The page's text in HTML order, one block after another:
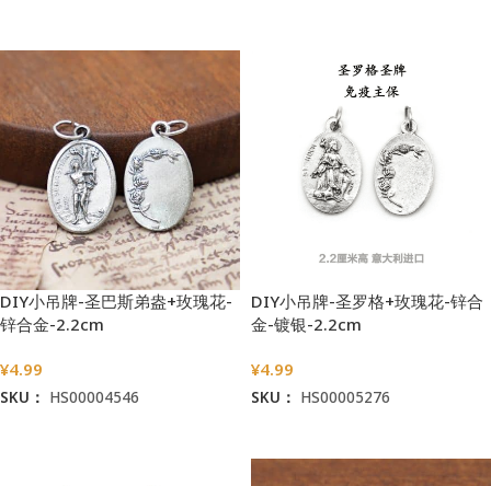
DIY小吊牌-圣巴斯弟盎+玫瑰花-
锌合金-2.2cm
¥4.99
SKU： HS00004546
DIY小吊牌-圣罗格+玫瑰花-锌合
金-镀银-2.2cm
¥4.99
SKU： HS00005276